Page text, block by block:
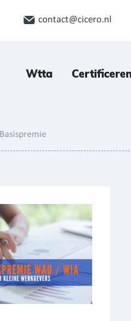
contact@cicero.nl
Wtta
Basispremie